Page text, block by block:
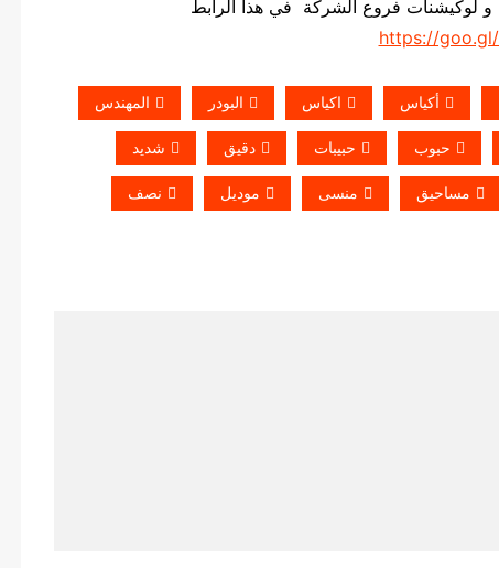
و لوكيشنات فروع الشركة في هذا الرابط
https://
أكياس اكياس البودر المهندس
حبوب حبيبات دقيق شديد
مساحيق منسى موديل نصف